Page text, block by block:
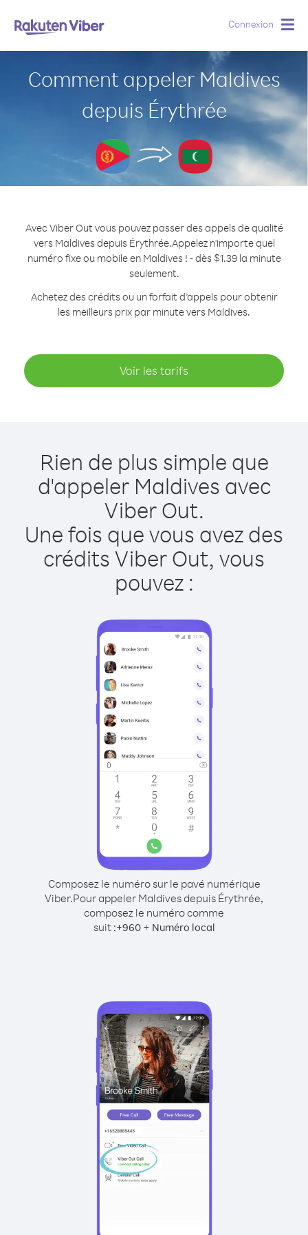
Connexion
Comment appeler Maldives
depuis Érythrée
Avec Viber Out vous pouvez passer des appels de qualité
vers Maldives depuis Érythrée.Appelez n'importe quel
numéro fixe ou mobile en Maldives ! - dès $1.39 la minute
seulement.
Achetez des crédits ou un forfait d’appels pour obtenir
les meilleurs prix par minute vers Maldives.
Voir les tarifs
Rien de plus simple que
d'appeler Maldives avec
Viber Out.
Une fois que vous avez des
crédits Viber Out, vous
pouvez :
Composez le numéro sur le pavé numérique
Viber.Pour appeler Maldives depuis Érythrée,
composez le numéro comme
suit :+960+ Numéro local